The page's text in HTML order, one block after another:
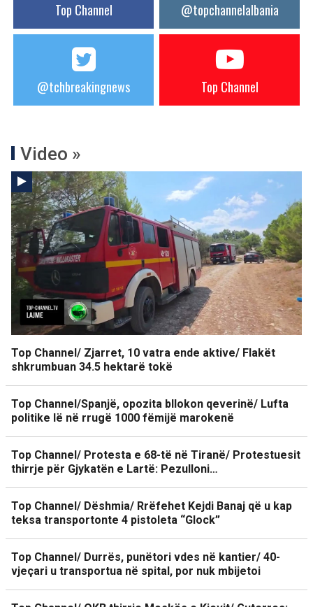
Top Channel @topchannelalbania
@tchbreakingnews Top Channel
Video »
Top Channel/ Zjarret, 10 vatra ende aktive/ Flakët
shkrumbuan 34.5 hektarë tokë
Top Channel/Spanjë, opozita bllokon qeverinë/ Lufta
politike lë në rrugë 1000 fëmijë marokenë
Top Channel/ Protesta e 68-të në Tiranë/ Protestuesit
thirrje për Gjykatën e Lartë: Pezulloni…
Top Channel/ Dëshmia/ Rrëfehet Kejdi Banaj që u kap
teksa transportonte 4 pistoleta “Glock”
Top Channel/ Durrës, punëtori vdes në kantier/ 40-
vjeçari u transportua në spital, por nuk mbijetoi